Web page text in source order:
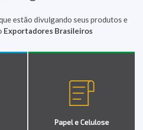
estão divulgando seus produtos e
Exportadores Brasileiros
Papel e Celulose